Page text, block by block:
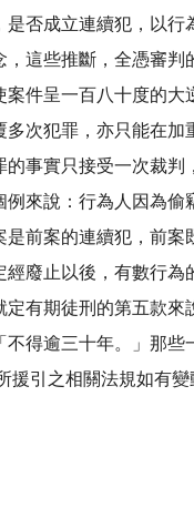
否成立連續犯，以行
這些推斷，全憑審判
件呈一百八十度的大
次犯罪，亦只能在加
事實只接受一次裁判
來說：行為人因為偷
前案的連續犯，前案
廢止以後，有數行為
有期徒刑的第五款來
得逾三十年。」那些
援引之相關法規如有